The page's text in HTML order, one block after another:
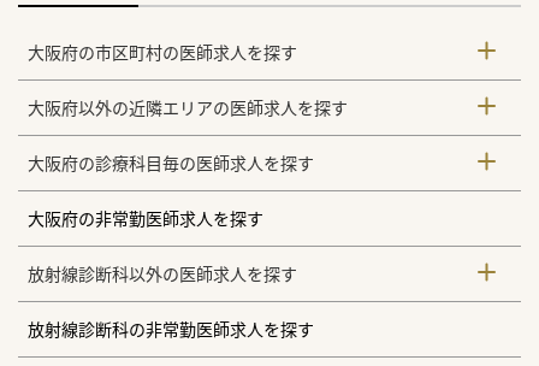
大阪府の市区町村の医師求人を探す
大阪府以外の近隣エリアの医師求人を探す
大阪府の診療科目毎の医師求人を探す
大阪府の非常勤医師求人を探す
放射線診断科以外の医師求人を探す
放射線診断科の非常勤医師求人を探す